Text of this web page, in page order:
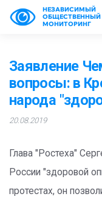
НЕЗАВИСИМЫЙ
ОБЩЕСТВЕННЫЙ
МОНИТОРИНГ
Заявление
вопросы: в
народа
20.08.2019
Глава "Ростеха"
России "здоровой
протестах, он